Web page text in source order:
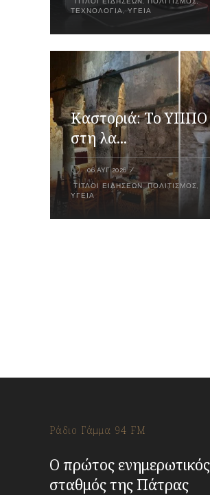
ΤΕΧΝΟΛΟΓΊΑ ,ΥΓΕΊΑ
Καστοριά: Το ΥΠΠΟ
στη λα...
06 ΑΥΓ 2026
ΤΊΤΛΟΙ ΕΙΔΉΣΕΩΝ,ΠΟΛΙΤΙΣΜΌΣ
ΥΓΕΊΑ
Ράδιο Γάμμα 94 FM
Ο πρώτος ενημερωτικός
σταθμός της Πάτρας